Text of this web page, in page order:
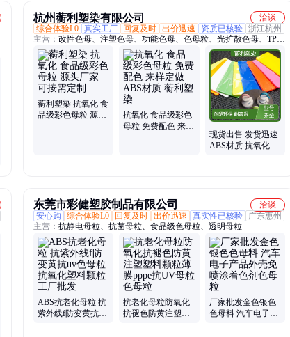
杭州蘅利塑染有限公司
洽谈
综合体验L0 真实工厂 回复及时 出价迅速 资质已核验 浙江杭州
主营： 改性色母、注塑色母、功能色母、色母粒、光扩散色母、TPU
色母、PET色母、PC色母、ABS色母、阻燃色母、食品级色母、医疗
级色母、食品级色粉、医疗级色粉、珠光色母
蘅利塑染 抗氧化 食
品级彩色母粒 源头
抗氧化 食品级彩色
母粒 免费配色 来样
现货出售 发货迅速
ABS材质 抗氧化 食
东莞市彩健塑胶制品有限公司
洽谈
安心购
综合体验L0 回复及时 出价迅速 真实性已核验
广东惠州
主营： 抗静电母粒、抗菌母粒、食品级色母粒、透明母粒
ABS抗老化母粒 抗
紫外线f防变黄抗uv
抗老化母粒防氧化
抗褪色防黄注塑塑
厂家批发金色银色
色母料 汽车电子产